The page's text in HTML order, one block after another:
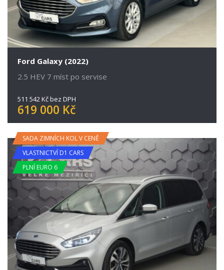
Ford Galaxy (2022)
2.5 HEV 7 míst po servise
511 542 Kč bez DPH
619 000 Kč
SADA ZIMNÍCH KOL V CENĚ
VLASTNICTVÍ D1 CARS
PLNÍ EURO 6